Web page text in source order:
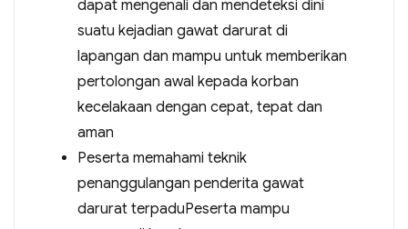
dapat mengenali dan mendeteksi dini
suatu kejadian gawat darurat di
lapangan dan mampu untuk memberikan
pertolongan awal kepada korban
kecelakaan dengan cepat, tepat dan
aman
Peserta memahami teknik
penanggulangan penderita gawat
darurat terpaduPeserta mampu